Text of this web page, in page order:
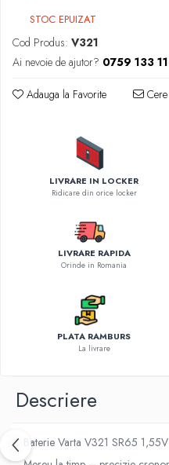
Periferice PC
Redresoare
Diverse accesorii auto
Invertoare Auto
Incarcator masina electrica
Aparate de spalat cu presiune
Compresoare
STOC EPUIZAT
Cod Produs: V321
Ai nevoie de ajutor? 0759 133
Adauga la Favorite
LIVRARE IN LOCKER
Ridicare din orice locker
LIVRARE RAPIDA
Orinde in Romania
PLATA RAMBURS
La livrare
Descriere
Baterie Varta V321 SR65